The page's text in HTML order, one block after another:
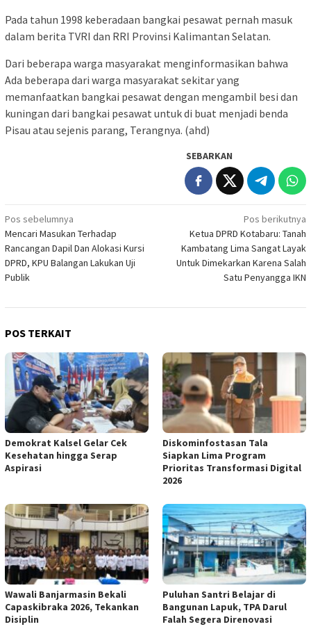
Pada tahun 1998 keberadaan bangkai pesawat pernah masuk
dalam berita TVRI dan RRI Provinsi Kalimantan Selatan.
Dari beberapa warga masyarakat menginformasikan bahwa
Ada beberapa dari warga masyarakat sekitar yang
memanfaatkan bangkai pesawat dengan mengambil besi dan
kuningan dari bangkai pesawat untuk di buat menjadi benda
Pisau atau sejenis parang, Terangnya. (ahd)
SEBARKAN
Navigasi
pos
Pos sebelumnya
Mencari Masukan Terhadap
Rancangan Dapil Dan Alokasi Kursi
DPRD, KPU Balangan Lakukan Uji
Publik
Pos berikutnya
Ketua DPRD Kotabaru: Tanah
Kambatang Lima Sangat Layak
Untuk Dimekarkan Karena Salah
Satu Penyangga IKN
POS TERKAIT
Demokrat Kalsel Gelar Cek
Kesehatan hingga Serap
Aspirasi
Diskominfostasan Tala
Siapkan Lima Program
Prioritas Transformasi Digital
2026
Wawali Banjarmasin Bekali
Capaskibraka 2026, Tekankan
Disiplin
Puluhan Santri Belajar di
Bangunan Lapuk, TPA Darul
Falah Segera Direnovasi